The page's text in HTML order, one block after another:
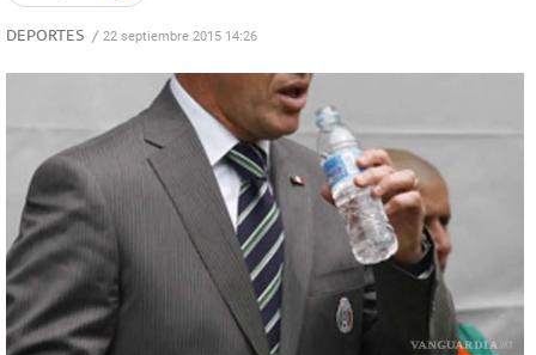
DEPORTES / 22 septiembre 2015 14:26